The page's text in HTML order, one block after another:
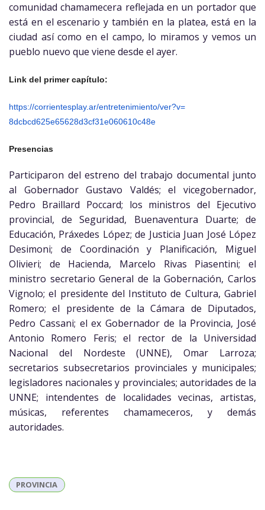
comunidad chamamecera reflejada en un portador que
está en el escenario y también en la platea, está en la
ciudad así como en el campo, lo miramos y vemos un
pueblo nuevo que viene desde el ayer.
Link del primer capítulo:
https://corrientesplay.ar/entretenimiento/ver?v=
8dcbcd625e65628d3cf31e060610c48e
Presencias
Participaron del estreno del trabajo documental junto
al Gobernador Gustavo Valdés; el vicegobernador,
Pedro Braillard Poccard; los ministros del Ejecutivo
provincial, de Seguridad, Buenaventura Duarte; de
Educación, Práxedes López; de Justicia Juan José López
Desimoni; de Coordinación y Planificación, Miguel
Olivieri; de Hacienda, Marcelo Rivas Piasentini; el
ministro secretario General de la Gobernación, Carlos
Vignolo; el presidente del Instituto de Cultura, Gabriel
Romero; el presidente de la Cámara de Diputados,
Pedro Cassani; el ex Gobernador de la Provincia, José
Antonio Romero Feris; el rector de la Universidad
Nacional del Nordeste (UNNE), Omar Larroza;
secretarios subsecretarios provinciales y municipales;
legisladores nacionales y provinciales; autoridades de la
UNNE; intendentes de localidades vecinas, artistas,
músicas, referentes chamameceros, y demás
autoridades.
PROVINCIA